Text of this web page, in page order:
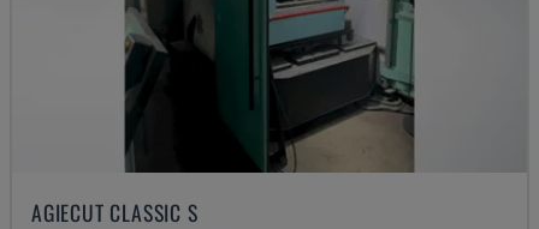
AGIECUT CLASSIC S